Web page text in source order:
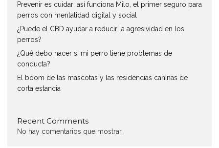
Prevenir es cuidar: así funciona Milo, el primer seguro para
perros con mentalidad digital y social
¿Puede el CBD ayudar a reducir la agresividad en los
perros?
¿Qué debo hacer si mi perro tiene problemas de
conducta?
El boom de las mascotas y las residencias caninas de
corta estancia
Recent Comments
No hay comentarios que mostrar.